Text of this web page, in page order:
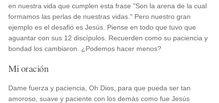
en nuestra vida que cumplen esta frase "Son la arena de la cual
formamos las perlas de nuestras vidas." Pero nuestro gran
ejemplo es el desafió es Jesús. Piense en todo que tuvo que
aguantar con sus 12 discípulos. Recuerden como su paciencia y
bondad los cambiaron. ¿Podemos hacer menos?
Mi oración
Dame fuerza y paciencia, Oh Dios, para que pueda ser tan
amoroso, suave y paciente con los demás como fue Jesús